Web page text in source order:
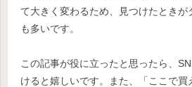
て大きく変わるため、見つけたときが
も多いです。
この記事が役に立ったと思ったら、
けると嬉しいです。また、「ここで買